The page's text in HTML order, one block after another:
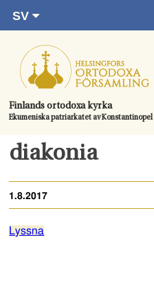
direkt
innehållet.
Finlands ortodoxa kyrka
Ekumeniska patriarkatet av Konstantinopel
SV
RU
EN
UA
Huvudsida
Gudstjänster
Kom med
Kontaktuppgifter
Bröllop
Begravningen
diakonia
1.8.2017
Lyssna